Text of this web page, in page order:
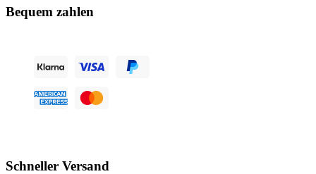
Bequem zahlen
Schneller Versand